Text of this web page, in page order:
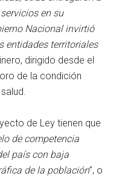
en su
Nacional invirtió
entidades territoriales
dirigido desde el
de la condición
de Ley tienen que
de competencia
país con baja
de la población”, o